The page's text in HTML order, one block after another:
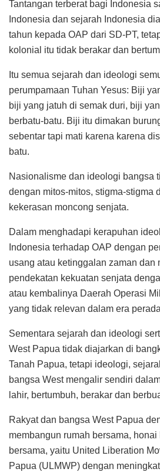
Tantangan terberat bagi Indonesia
Indonesia dan sejarah Indonesia
tahun kepada OAP dari SD-PT,
kolonial itu tidak berakar dan
Itu semua sejarah dan ideologi
perumpamaan Tuhan Yesus: Biji
biji yang jatuh di semak duri, biji
berbatu-batu. Biji itu dimakan
sebentar tapi mati karena karena
batu.
Nasionalisme dan ideologi bangsa
dengan mitos-mitos, stigma-stigma
kekerasan moncong senjata.
Dalam menghadapi kerapuhan
Indonesia terhadap OAP dengan
usang atau ketinggalan zaman dan
pendekatan kekuatan senjata
atau kembalinya Daerah Operasi
yang tidak relevan dalam era
Sementara sejarah dan ideologi
West Papua tidak diajarkan di
Tanah Papua, tetapi ideologi,
bangsa West mengalir sendiri
lahir, bertumbuh, berakar dan
Rakyat dan bangsa West Papua
membangun rumah bersama,
bersama, yaitu United Liberation
Papua (ULMWP) dengan